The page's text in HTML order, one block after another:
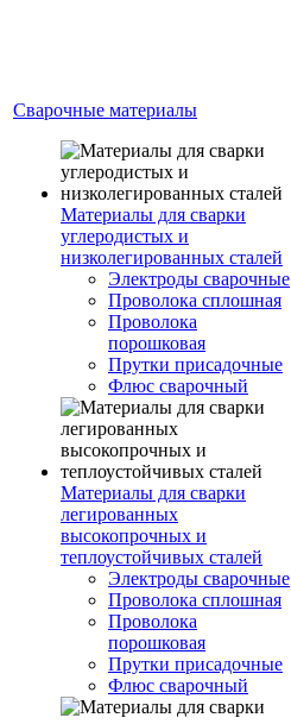
Сварочные материалы
Материалы для сварки
углеродистых и
низколегированных сталей
Электроды сварочные
Проволока сплошная
Проволока
порошковая
Прутки присадочные
Флюс сварочный
Материалы для сварки
легированных
высокопрочных и
теплоустойчивых сталей
Электроды сварочные
Проволока сплошная
Проволока
порошковая
Прутки присадочные
Флюс сварочный